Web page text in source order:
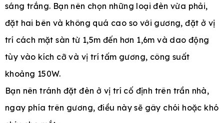
sáng trắng. Bạn nên chọn những loại đèn vừa phải,
đặt hai bên và không quá cao so với gương, đặt ở vị
trí cách mặt sàn từ 1,5m đến hơn 1,6m và dao động
tùy vào kích cỡ và vị trí tấm gương, công suất
khoảng 150W.
Bạn nên tránh đặt đèn ở vị trí cố định trên trần nhà,
ngay phía trên gương, điều này sẽ gây chói hoặc khó